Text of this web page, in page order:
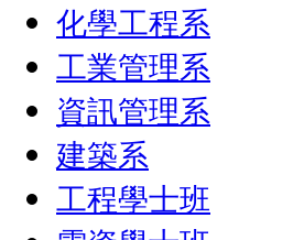
化學工程系
工業管理系
資訊管理系
建築系
工程學士班